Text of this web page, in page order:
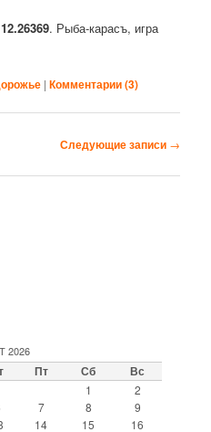
. Рыба-карасъ, игра
|Комментарии (3)
Следующие записи →
2026
Пт Сб Вс
1
2
7 8
9
14 15
16